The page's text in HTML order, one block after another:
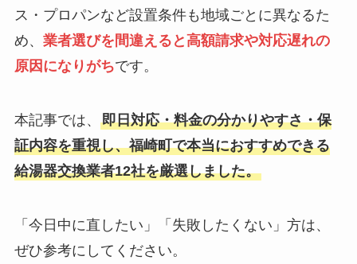
ス・プロパンなど設置条件も地域ごとに異なるた
め、 業者選びを間違えると高額請求や対応遅れの
原因になりがちです。
本記事では、 即日対応・料金の分かりやすさ・保
証内容を重視し、福崎町で本当におすすめできる
給湯器交換業者12社を厳選しました。
「今日中に直したい」「失敗したくない」方は、
ぜひ参考にしてください。